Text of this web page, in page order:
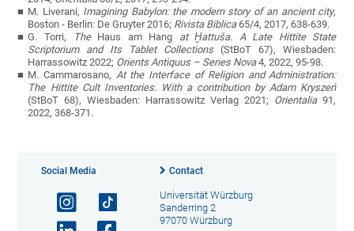
M. Liverani, Imagining Babylon: the modern story of an ancient city,
Boston - Berlin: De Gruyter 2016; Rivista Biblica 65/4, 2017, 638-639.
G. Torri,
TheHaus am Hang at Ḫattuša. A Late Hittite State
Scriptorium and Its Tablet Collections(StBoT 67), Wiesbaden:
Harrassowitz 2022; Orients Antiquus – Series Nova4, 2022, 95-98.
M. Cammarosano, At the Interface of Religion and Administration:
The Hittite Cult Inventories. With a contribution by Adam Kryszeń
(StBoT 68), Wiesbaden: Harrassowitz Verlag 2021; Orientalia91,
2022, 368-371.
Social Media Contact
Universität Würzburg
Sanderring 2
97070 Würzburg